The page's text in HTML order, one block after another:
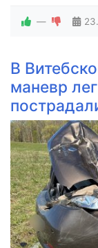
—
В
маневр